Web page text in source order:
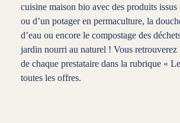
cuisine maison bio avec des produits
ou d’un potager en permaculture, la
d’eau ou encore le compostage des
jardin nourri au naturel ! Vous retrouverez
de chaque prestataire dans la rubrique «
toutes les offres.